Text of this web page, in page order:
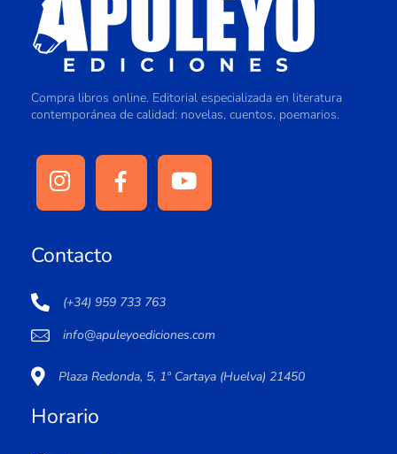
Compra libros online. Editorial especializada en literatura
contemporánea de calidad: novelas, cuentos, poemarios.
Contacto
(+34) 959 733 763
info@apuleyoediciones.com
Plaza Redonda, 5, 1º Cartaya (Huelva) 21450
Horario